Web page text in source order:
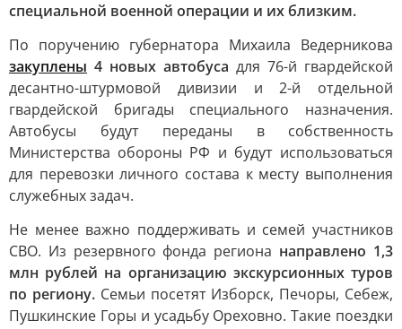
специальной военной операции и их близким.
По поручению губернатора Михаила Ведерникова
закуплены 4 новых автобуса для 76-й гвардейской
десантно-штурмовой дивизии и 2-й отдельной
гвардейской бригады специального назначения.
Автобусы будут переданы в собственность
Министерства обороны РФ и будут использоваться
для перевозки личного состава к месту выполнения
служебных задач.
Не менее важно поддерживать и семей участников
СВО. Из резервного фонда региона направлено 1,3
млн рублей на организацию экскурсионных туров
по региону.Семьи посетят Изборск, Печоры, Себеж,
Пушкинские Горы и усадьбу Ореховно. Такие поездки